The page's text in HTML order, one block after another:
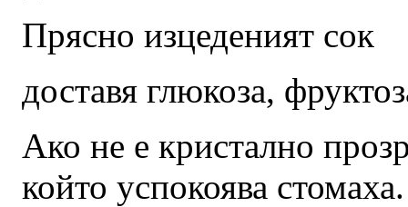
Прясно изцеденият сок
доставя глюкоза,
Ако не е кристално
който успокоява